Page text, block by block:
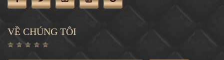
VỀ CHÚNG TÔI